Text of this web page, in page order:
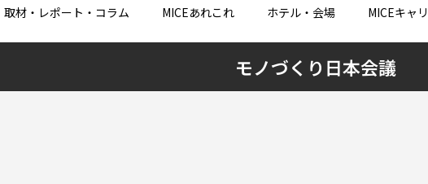
取材・レポート・コラム MICEあれこれ ホテル・会場 MICEキャ
モノづくり日本会議